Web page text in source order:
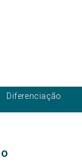
Diferenciação